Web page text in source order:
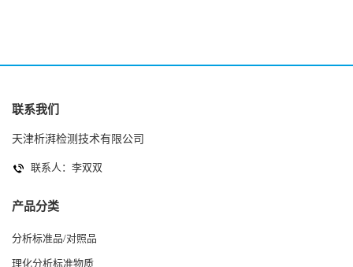
联系我们
天津析湃检测技术有限公司
联系人：李双双
产品分类
分析标准品/对照品
理化分析标准物质